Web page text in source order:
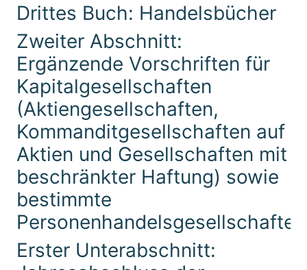
Drittes Buch: Handelsbücher
Zweiter Abschnitt:
Ergänzende Vorschriften für
Kapitalgesellschaften
(Aktiengesellschaften,
Kommanditgesellschaften auf
Aktien und Gesellschaften mit
beschränkter Haftung) sowie
bestimmte
Personenhandelsgesellschaften
Erster Unterabschnitt: